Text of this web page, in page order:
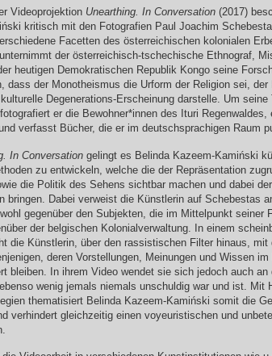
Videoprojektion Unearthing. In Conversation(2017)
kritisch mit den Fotografien Paul Joachim
Facetten des österreichischen kolonialen
der österreichisch-tschechische Ethnograf,
heutigen Demokratischen Republik Kongo seine
dass der Monotheismus die Urform der Religion sei, der
Degenerations-Erscheinung darstelle. Um seine
er die Bewohner*innen des Ituri Regenwaldes,
verfasst Bücher, die er im deutschsprachigen Raum
In Conversationgelingt es Belinda Kazeem-Kamiński
zu entwickeln, welche die der Repräsentation
die Politik des Sehens sichtbar machen und dabei
bringen. Dabei verweist die Künstlerin auf Schebestas
gegenüber den Subjekten, die im Mittelpunkt seiner
der belgischen Kolonialverwaltung. In einem
die Künstlerin, über den rassistischen Filter hinaus, mit
deren Vorstellungen, Meinungen und Wissen
bleiben. In ihrem Video wendet sie sich jedoch auch an
wenig jemals niemals unschuldig war und ist. Mit
thematisiert Belinda Kazeem-Kamiński somit die
verhindert gleichzeitig einen voyeuristischen und